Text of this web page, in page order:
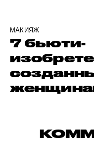
МАКИЯЖ
7 бьюти-